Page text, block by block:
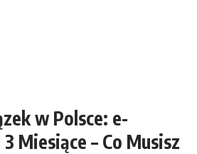
w Polsce: e-
Miesiące – Co Musisz